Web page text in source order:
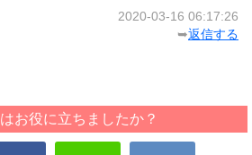
2020-03-16 06:17:26
➥返信する
お役に立ちましたか？